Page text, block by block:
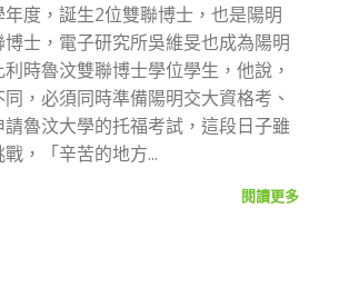
度，誕生2位雙聯博士，也是陽明
士，電子研究所吳維旻也成為陽明
時魯汶雙聯博士學位學生，他說，
，必須同時準備陽明交大資格考、
魯汶大學的托福考試，這段日子雖
，「辛苦的地方...
閱讀更多